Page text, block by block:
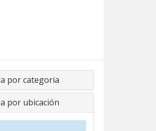
por categoria
por ubicación